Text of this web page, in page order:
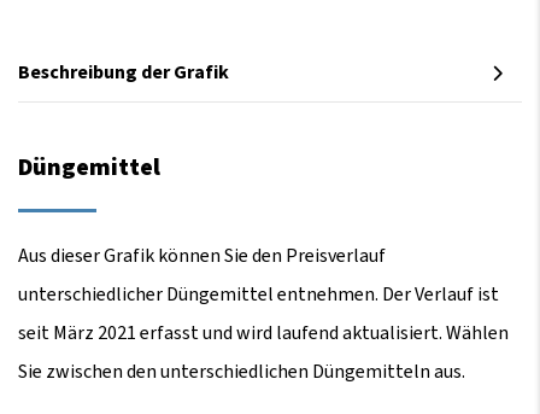
Beschreibung der Grafik
Düngemittel
Aus dieser Grafik können Sie den Preisverlauf
unterschiedlicher Düngemittel entnehmen. Der Verlauf ist
seit März 2021 erfasst und wird laufend aktualisiert. Wählen
Sie zwischen den unterschiedlichen Düngemitteln aus.